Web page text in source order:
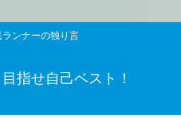
ンナーの独り言
指せ自己ベスト！